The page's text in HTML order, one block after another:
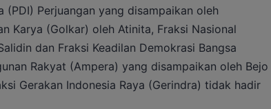
(PDI) Perjuangan yang disampaikan oleh
Karya (Golkar) oleh Atinita, Fraksi Nasional
dan Fraksi Keadilan Demokrasi Bangsa
Rakyat (Ampera) yang disampaikan oleh Bejo
Gerakan Indonesia Raya (Gerindra) tidak hadir